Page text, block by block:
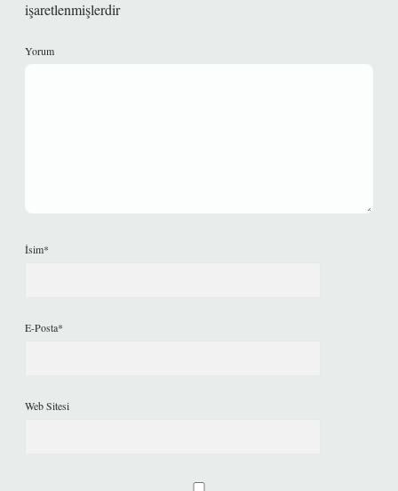
işaretlenmişlerdir
Yorum
İsim*
E-Posta*
Web Sitesi